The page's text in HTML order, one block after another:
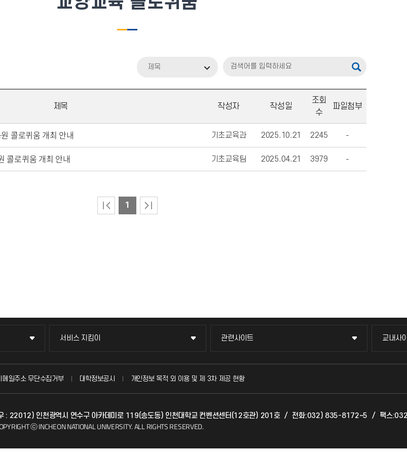
제목
제목 작성자 작성일
조회
수
파일첨부
콜로퀴움 개최 안내 기초교육과 2025.10.21 2245
콜로퀴움 개최 안내 기초교육팀 2025.04.21 3979
1
서비스 지킴이
서비스 지킴이
묻고 답하기
자주 묻는 질문(FAQ)
관련사이트
관련사이트
국방헬프콜
산학협력단
교내사
교내사
교수회
국제교
메일주소 무단수집거부 대학정보공시 개인정보 목적 외 이용 및 제 3차 제공 현황
: 22012) 인천광역시 연수구 아카데미로 119(송도동) 인천대학교 컨벤션센터(12호관) 201호 / 전화:032) 835-8172~5 / 팩스
ⓒ INCHEON NATIONAL UNIVERSITY.ALL RIGHTS RESERVED.